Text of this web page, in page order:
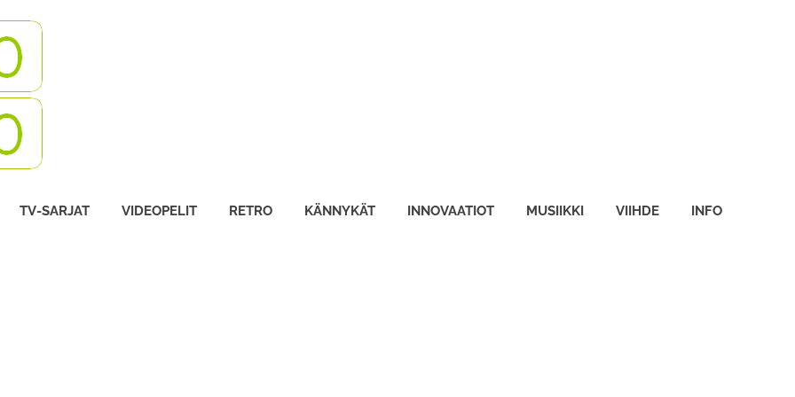
TV-SARJAT VIDEOPELIT RETRO KÄNNYKÄT INNOVAATIOT MUSIIKKI VIIHDE INFO